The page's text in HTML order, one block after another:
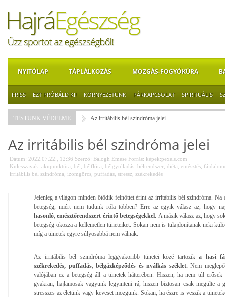
NYITÓLAP TÁPLÁLKOZÁS MOZGÁS-FOGYÓKÚRA
FRISS EZT PRÓBÁLD KI! KÖRNYEZETÜNK PÁRKAPCSOLAT SPIRITUÁLIS
TESTÜNK VÉDELME Az irritábilis bél szindróma jelei
Az irritábilis bél szindróma jelei
Dátum: 2022.07.22., 12:36 Szerző: Balogh Emese Forrás: képek:pexels.com
Kulcsszavak: akupunktúra bél bélflóra bélgyulladás bélrendszer diéta emésztés
irritábilis bél szindróma
izomgörcs puffadás stressz székrekedés
Jelenleg a világon minden ötödik felnőttet érint az irritábilis bél szindróma. Na
betegség, miért nem tudunk róla többen? Erre az egyik válasz az, hogy
hasonló, emésztőrendszert érintő betegségekkel. A másik válasz az, hogy
betegség okozza a kellemetlen tüneteiket. Sokan nem is tulajdonítanak neki
míg a tünetek egyre súlyosabbá nem válnak.
Az irritábilis bél szindróma leggyakoribb tünetei közé tartozika hasi
székrekedés, puffadás, bélgázképződés és nyálkás széklet.Nem
valójában ez a betegség áll a tünetek hátterében. Hiszen, ha nem túl
gyakran, hajlamosak vagyunk legyinteni rá, hiszen biztosan csak megülte a
stresszes az életünk vagy keveset mozgunk. Sokan, ha észre is veszik a